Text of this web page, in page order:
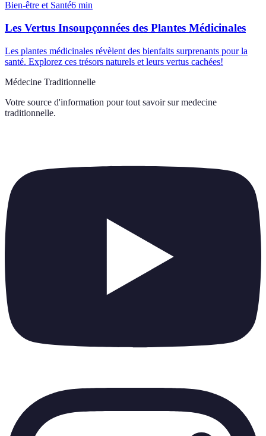
Bien-être et Santé6 min
Les Vertus Insoupçonnées des Plantes Médicinales
Les plantes médicinales révèlent des bienfaits surprenants pour la
santé. Explorez ces trésors naturels et leurs vertus cachées!
Médecine Traditionnelle
Votre source d'information pour tout savoir sur medecine
traditionnelle.